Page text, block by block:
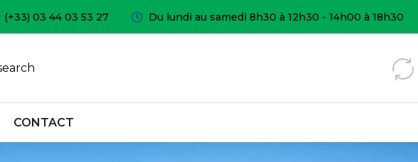
(+33) 03 44 03 53 27 Du lundi au samedi 8h30 à 12h30 - 14h00 à 18h30
CONTACT